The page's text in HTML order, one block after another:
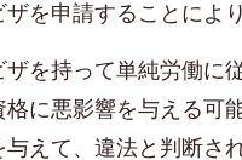
を申請することによ
を持って単純労働に
に悪影響を与える可
与えて、違法と判断さ